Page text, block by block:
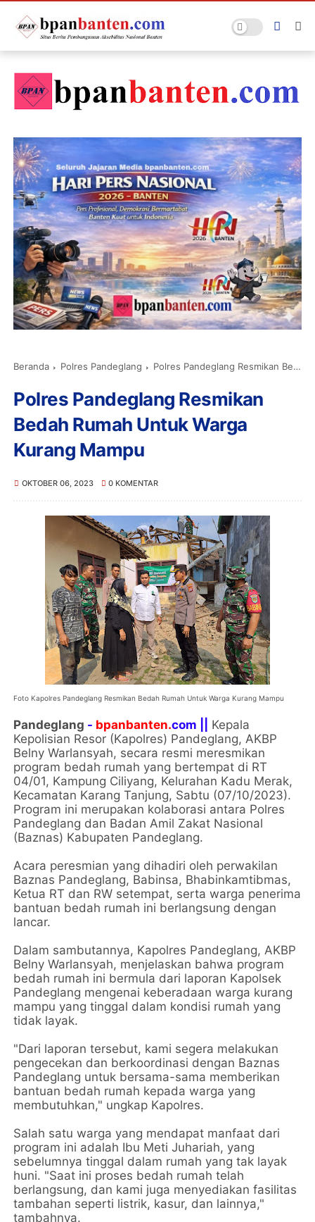
Beranda Polres Pandeglang Polres Pandeglang Resmikan Bedah Rumah Untuk Warga Kurang Mampu
Polres Pandeglang Resmikan
Bedah Rumah Untuk Warga
Kurang Mampu
OKTOBER 06, 2023 0 KOMENTAR
Foto Kapolres Pandeglang Resmikan Bedah Rumah Untuk Warga Kurang Mampu
Pandeglang - bpanbanten.com ||
Kepala
Kepolisian Resor (Kapolres) Pandeglang, AKBP
Belny Warlansyah, secara resmi meresmikan
program bedah rumah yang bertempat di RT
04/01, Kampung Ciliyang, Kelurahan Kadu Merak,
Kecamatan Karang Tanjung, Sabtu (07/10/2023).
Program ini merupakan kolaborasi antara Polres
Pandeglang dan Badan Amil Zakat Nasional
(Baznas) Kabupaten Pandeglang.
Acara peresmian yang dihadiri oleh perwakilan
Baznas Pandeglang, Babinsa, Bhabinkamtibmas,
Ketua RT dan RW setempat, serta warga penerima
bantuan bedah rumah ini berlangsung dengan
lancar.
Dalam sambutannya, Kapolres Pandeglang, AKBP
Belny Warlansyah, menjelaskan bahwa program
bedah rumah ini bermula dari laporan Kapolsek
Pandeglang mengenai keberadaan warga kurang
mampu yang tinggal dalam kondisi rumah yang
tidak layak.
"Dari laporan tersebut, kami segera melakukan
pengecekan dan berkoordinasi dengan Baznas
Pandeglang untuk bersama-sama memberikan
bantuan bedah rumah kepada warga yang
membutuhkan," ungkap Kapolres.
Salah satu warga yang mendapat manfaat dari
program ini adalah Ibu Meti Juhariah, yang
sebelumnya tinggal dalam rumah yang tak layak
huni. "Saat ini proses bedah rumah telah
berlangsung, dan kami juga menyediakan fasilitas
tambahan seperti listrik, kasur, dan lainnya,"
tambahnya.